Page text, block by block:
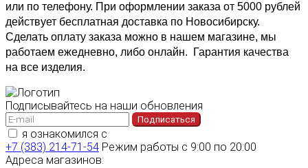
или по телефону. При оформлении заказа от 5000 рублей
действует бесплатная доставка по Новосибирску.
Сделать оплату заказа можно в нашем магазине, мы
работаем ежедневно, либо онлайн.  Гарантия качества
на все изделия.
Подписывайтесь на наши обновления
Подписаться
я ознакомился с
+7 (383) 214-71-54 Режим работы с 9:00 по 20:00
Адреса магазинов: